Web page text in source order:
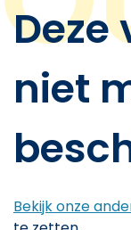
Deze
niet
Bekijk onze